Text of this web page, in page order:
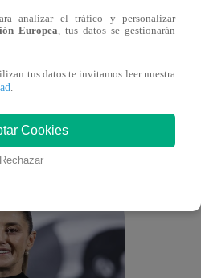
te puede
analizar el tráfico y personalizar
Europea , tus datos se gestionarán
tus datos te invitamos leer nuestra
Cookies
Rechazar